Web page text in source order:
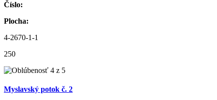
Číslo:
Plocha:
4-2670-1-1
250
Myslavský potok č. 2